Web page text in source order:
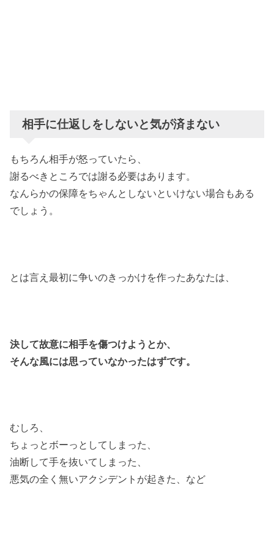
相手に仕返しをしないと気が済まない
もちろん相手が怒っていたら、
謝るべきところでは謝る必要はあります。
なんらかの保障をちゃんとしないといけない場合もある
でしょう。
とは言え最初に争いのきっかけを作ったあなたは、
決して故意に相手を傷つけようとか、
そんな風には思っていなかったはずです。
むしろ、
ちょっとボーっとしてしまった、
油断して手を抜いてしまった、
悪気の全く無いアクシデントが起きた、など